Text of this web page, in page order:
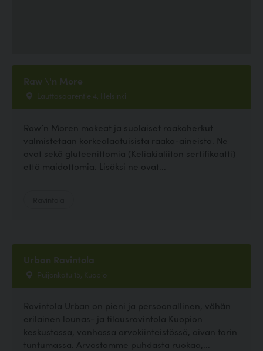
Raw \'n More
Lauttasaarentie 4, Helsinki
Raw’n Moren makeat ja suolaiset raakaherkut
valmistetaan korkealaatuisista raaka-aineista. Ne
ovat sekä gluteenittomia (Keliakialiiton sertifikaatti)
että maidottomia. Lisäksi ne ovat...
Urban Ravintola
Puijonkatu 15, Kuopio
Ravintola Urban on pieni ja persoonallinen, vähän
erilainen lounas- ja tilausravintola Kuopion
keskustassa, vanhassa arvokiinteistössä, aivan torin
tuntumassa. Arvostamme puhdasta ruokaa,...